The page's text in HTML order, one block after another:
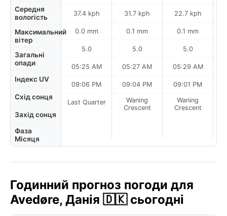
Середня
вологість
Максимальний
вітер
Загальні
опади
Індекс UV
Схід сонця
Захід сонця
Фаза
Місяця
37.4 kph
0.0 mm
5.0
05:25 AM
09:06 PM
Last Quarter
31.7 kph
0.1 mm
5.0
05:27 AM
09:04 PM
Waning
Crescent
22.7 kph
0.1 mm
5.0
05:29 AM
09:01 PM
Waning
Crescent
Годинний прогноз погоди для
Avedøre, Данія 🇩🇰 сьогодні